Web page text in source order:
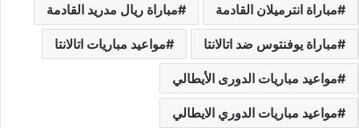
مباراة انترميلان القادمة مباراة ريال مدريد القادمة
مباراة يوفنتوس ضد اتالانتا مواعيد مباريات اتالانتا
مواعيد مباريات الدورى الأيطالي
مواعيد مباريات الدوري الايطالي